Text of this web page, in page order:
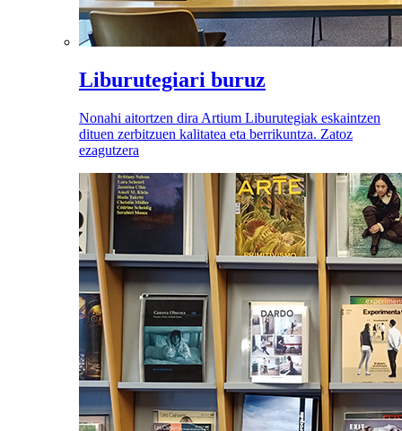
Liburutegiari buruz
Nonahi aitortzen dira Artium Liburutegiak eskaintzen
dituen zerbitzuen kalitatea eta berrikuntza. Zatoz
ezagutzera